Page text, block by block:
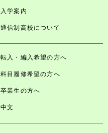
入学案内
通信制高校について
転入・編入希望の方へ
科目履修希望の方へ
卒業生の方へ
中文